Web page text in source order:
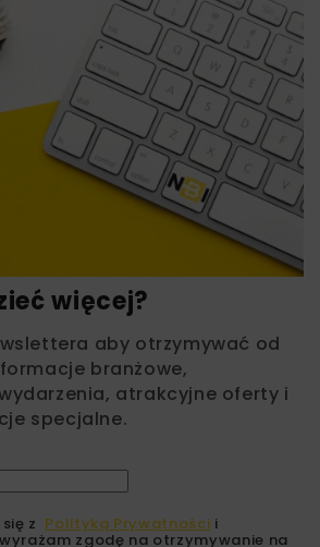
więcej?
aby otrzymywać od
branżowe,
atrakcyjne oferty i
specjalne.
z Polityką Prywatności i
zgodę na otrzymywanie na